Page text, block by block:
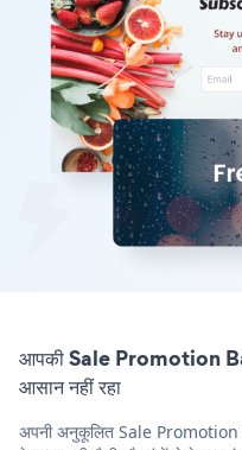
आपकी Sale Promotion
आसान नहीं रहा
अपनी अनुकूलित Sale Promotion